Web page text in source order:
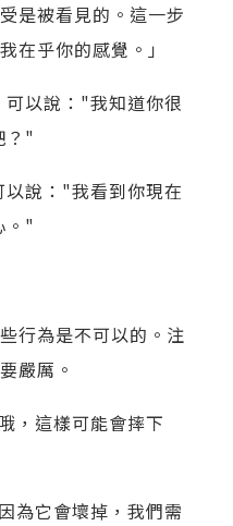
是被看見的。這一步
在乎你的感覺。」
以說："我知道你很
？"
說："我看到你現在
。"
行為是不可以的。注
嚴厲。
，這樣可能會摔下
為它會壞掉，我們需